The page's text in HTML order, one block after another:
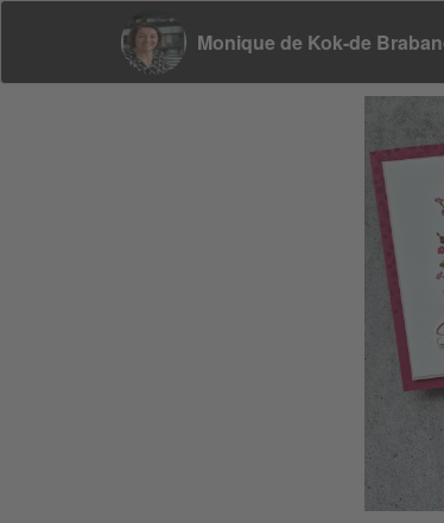
Monique de Kok-de